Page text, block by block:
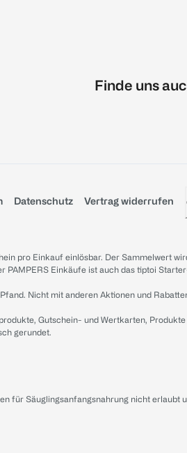
Finde uns
Datenschutz Vertrag widerrufen
pro Einkauf einlösbar. Der Sammelwert
PAMPERS Einkäufe ist auch das tiptoi
Nicht mit anderen Aktionen und
Gutschein- und Wertkarten,
gerundet.
für Säuglingsanfangsnahrung nicht erlaubt